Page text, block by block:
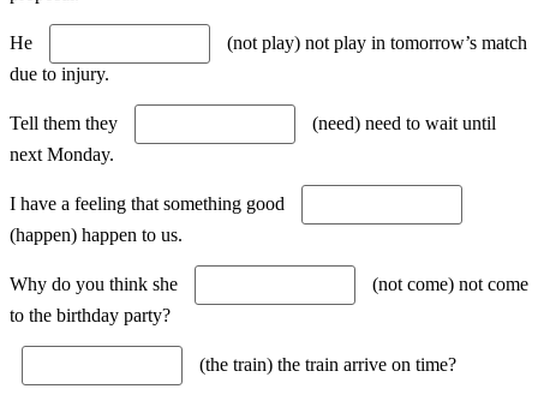
He
(not play) not play in tomorrow’s match
due to injury.
Tell them they
(need) need to wait until
next Monday.
I have a feeling that something good
(happen) happen to us.
Why do you think she
(not come) not come
to the birthday party?
(the train) the train arrive on time?